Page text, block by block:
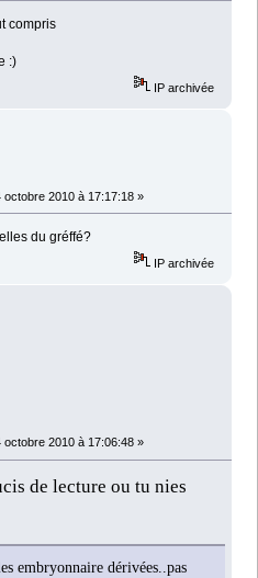
compris
:)
IP archivée
octobre 2010 à 17:17:18 »
du gréffé?
IP archivée
octobre 2010 à 17:06:48 »
de lecture ou tu nies
embryonnaire dérivées..pas